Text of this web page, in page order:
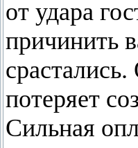
от удара
причинить
потеряет
Сильная